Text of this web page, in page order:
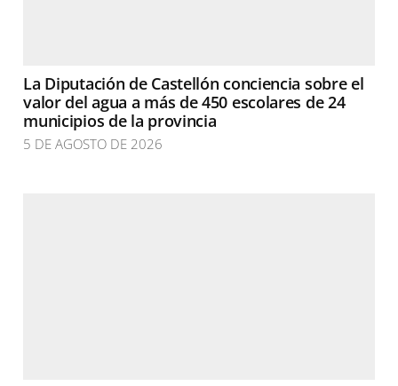
La Diputación de Castellón conciencia sobre el
valor del agua a más de 450 escolares de 24
municipios de la provincia
5 DE AGOSTO DE 2026